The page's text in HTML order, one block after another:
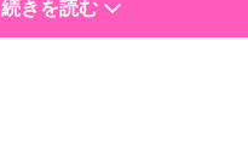
続きを読む